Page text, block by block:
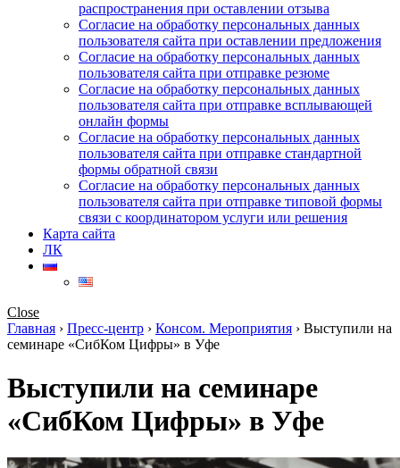
распространения при оставлении отзыва
Согласие на обработку персональных данных
пользователя сайта при оставлении предложения
Согласие на обработку персональных данных
пользователя сайта при отправке резюме
Согласие на обработку персональных данных
пользователя сайта при отправке всплывающей
онлайн формы
Согласие на обработку персональных данных
пользователя сайта при отправке стандартной
формы обратной связи
Согласие на обработку персональных данных
пользователя сайта при отправке типовой формы
связи с координатором услуги или решения
Карта сайта
ЛК
Close
Главная › Пресс-центр › Консом. Мероприятия › Выступили на
семинаре «СибКом Цифры» в Уфе
Выступили на семинаре
«СибКом Цифры» в Уфе